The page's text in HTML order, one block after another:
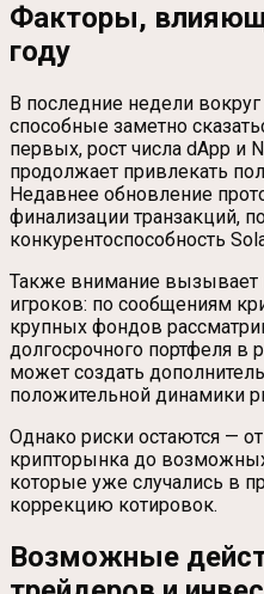
Факторы,
году
В последние недели
способные заметно
первых, рост числа dApp и
продолжает привлекать
Недавнее обновление
финализации транзакций,
конкурентоспособность
Также внимание вызывает
игроков: по сообщениям
крупных фондов
долгосрочного портфеля в
может создать
положительной динамики
Однако риски остаются —
крипторынка до
которые уже случались в
коррекцию котировок.
Возможные